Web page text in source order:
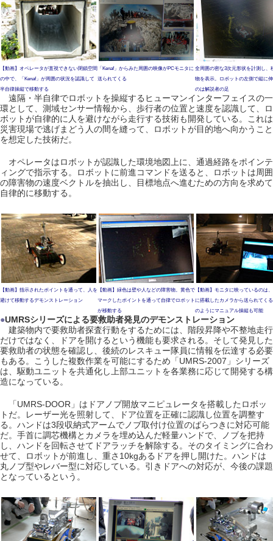
【動画】オペレータが直視できない閉鎖空間
の中で、「Kenaf」が周囲の状況を認識して
半自律操縦で移動する
「Kenaf」からみた周囲の映像がPCモニタに
送られてくる
全周囲の密な3次元形状を計測し、
物を表示。ロボットの左側で縦に
のは解説者の足
遠隔・半自律でロボットを操縦するヒューマンインターフェイスの一
環として、測域センサー情報から、歩行者の位置と速度を認識して、ロ
ボットが自律的に人を避けながら走行する技術も開発している。これは
災害現場で逃げまどう人の間を縫って、ロボットが目的地へ向かうこと
を想定した技術だ。
オペレータはロボットが認識した環境地図上に、通過経路をポインテ
ィングで指示する。ロボットに前進コマンドを送ると、ロボットは周囲
の障害物の速度ベクトルを抽出し、目標地点へ進むための方向を求めて
自律的に移動する。
【動画】指示されたポイントを通って、人を
避けて移動するデモンストレーション
【動画】緑色は壁や人などの障害物。黄色で
マークしたポイントを通って自律でロボット
が移動する
【動画】モニタに映っているのは
に搭載したカメラから送られてく
のようにマニュアル操縦も可能
●UMRSシリーズによる要救助者発見のデモンストレーション
建築物内で要救助者探査行動をするためには、階段昇降や不整地走行
だけではなく、ドアを開けるという機能も要求される。そして発見した
要救助者の状態を確認し、後続のレスキュー隊員に情報を伝達する必要
もある。こうした複数作業を可能にするため「UMRS-2007」シリーズ
は、駆動ユニットを共通化し上部ユニットを各業務に応じて開発する構
造になっている。
「UMRS-DOOR」はドアノブ開放マニピュレータを搭載したロボッ
トだ。レーザー光を照射して、ドア位置を正確に認識し位置を調整す
る。ハンドは3段収納式アームでノブ取付け位置のばらつきに対応可能
だ。手首に調芯機構とカメラを埋め込んだ軽量ハンドで、ノブを把持
し、ハンドを回転させてドアラッチを解除する。そのタイミングに合わ
せて、ロボットが前進し、重さ10kgあるドアを押し開けた。ハンドは
丸ノブ型やレバー型に対応している。引きドアへの対応が、今後の課題
となっているという。